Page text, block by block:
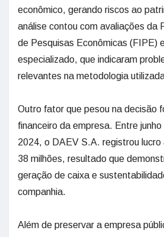
econômico, gerando riscos ao
análise contou com avaliações da
de Pesquisas Econômicas (FIPE)
especializado, que indicaram
relevantes na metodologia
Outro fator que pesou na decisão
financeiro da empresa. Entre
2024, o DAEV S.A. registrou
38 milhões, resultado que
geração de caixa e
companhia.
Além de preservar a empresa